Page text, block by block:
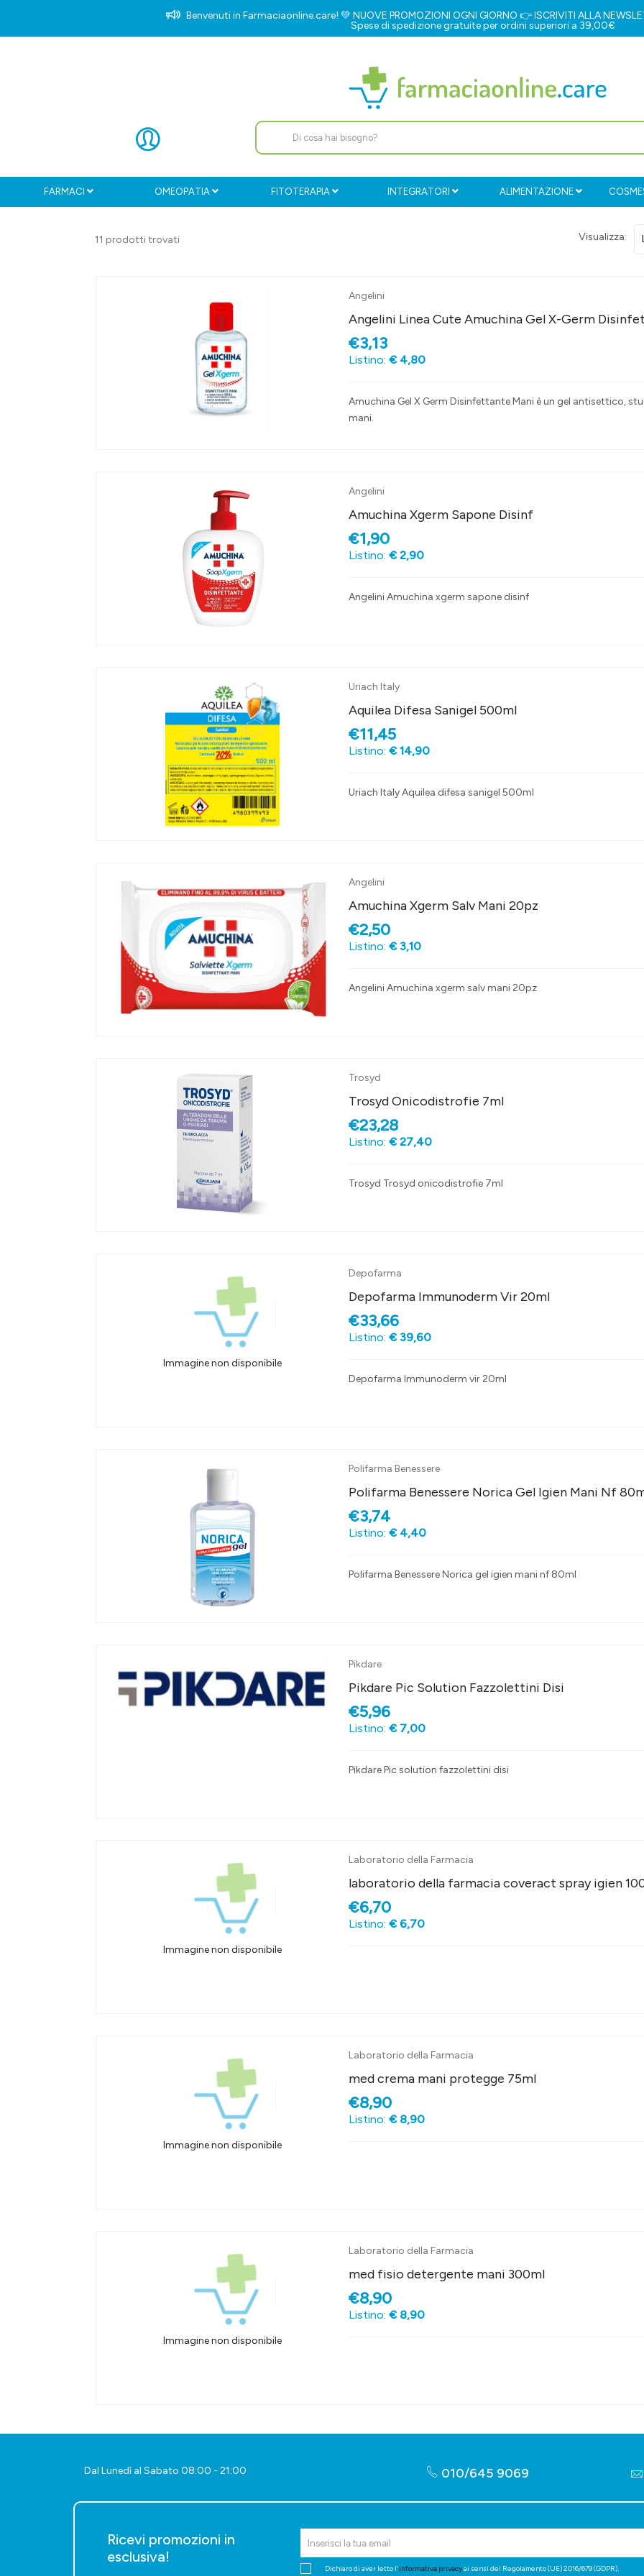
Benvenuti in Farmaciaonline.care! 💚 NUOVE PROMOZIONI OGNI GIORNO 👉ISCRIVITI ALLA
Spese di spedizione gratuite per ordini superiori a 39,00€
FARMACI OMEOPATIA FITOTERAPIA INTEGRATORI ALIMENTAZIONE
11 prodotti trovati Visualizza:
Angelini
Angelini Linea Cute Amuchina Gel X-Germ
€3,13
Listino: € 4,80
Amuchina Gel X Germ Disinfettante Mani è un gel antisettico,
mani.
Angelini
Amuchina Xgerm Sapone Disinf
€1,90
Listino: € 2,90
Angelini Amuchina xgerm sapone disinf
Uriach Italy
Aquilea Difesa Sanigel 500ml
€11,45
Listino: € 14,90
Uriach Italy Aquilea difesa sanigel 500ml
Angelini
Amuchina Xgerm Salv Mani 20pz
€2,50
Listino: € 3,10
Angelini Amuchina xgerm salv mani 20pz
Trosyd
Trosyd Onicodistrofie 7ml
€23,28
Listino: € 27,40
Trosyd Trosyd onicodistrofie 7ml
Immagine non disponibile
Depofarma
Depofarma Immunoderm Vir 20ml
€33,66
Listino: € 39,60
Depofarma Immunoderm vir 20ml
Polifarma Benessere
Polifarma Benessere Norica Gel Igien Mani Nf
€3,74
Listino: € 4,40
Polifarma Benessere Norica gel igien mani nf 80ml
Pikdare
Pikdare Pic Solution Fazzolettini Disi
€5,96
Listino: € 7,00
Pikdare Pic solution fazzolettini disi
Immagine non disponibile
Laboratorio della Farmacia
laboratorio della farmacia coveract spray igien
€6,70
Listino: € 6,70
Immagine non disponibile
Laboratorio della Farmacia
med crema mani protegge 75ml
€8,90
Listino: € 8,90
Immagine non disponibile
Laboratorio della Farmacia
med fisio detergente mani 300ml
€8,90
Listino: € 8,90
Dal Lunedì al Sabato 08:00 - 21:00 010/645 9069
Ricevi promozioni in
esclusiva!
Dichiaro di aver letto l'informativa privacyai sensi del Regolamento (UE) 2016/679 (GDPR).